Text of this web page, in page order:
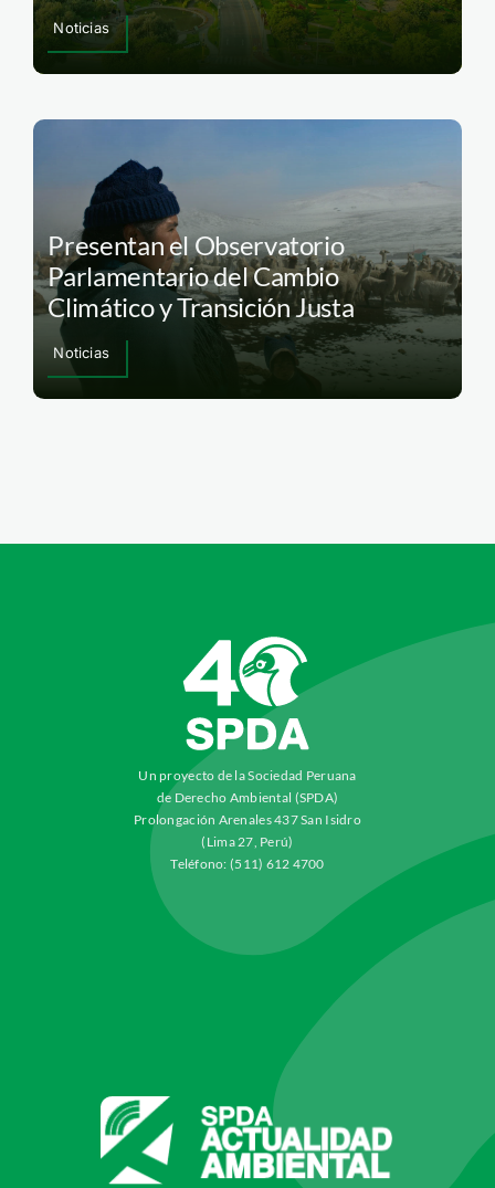
Noticias
Presentan el Observatorio
Parlamentario del Cambio
Climático y Transición Justa
Noticias
Un proyecto de la Sociedad Peruana
de Derecho Ambiental (SPDA)
Prolongación Arenales 437 San Isidro
(Lima 27, Perú)
Teléfono: (511) 612 4700